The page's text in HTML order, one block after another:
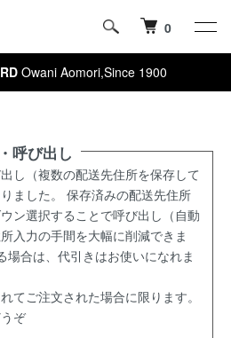
0
Owani Aomori,Since 1900
呼び出し
し（複数の配送先住所を保存して
ました。 保存済みの配送先住所
ン選択することで呼び出し（自動
入力の手間を大幅に削減できま
場合は、代引きはお使いになれま
てご注文された場合に限ります。
ぞ